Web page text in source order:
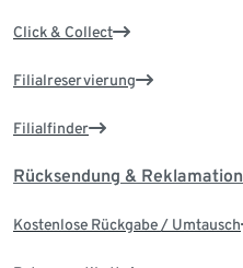
Click & Collect
Filialreservierung
Filialfinder
Rücksendung & Reklamation
Kostenlose Rückgabe / Umtausch